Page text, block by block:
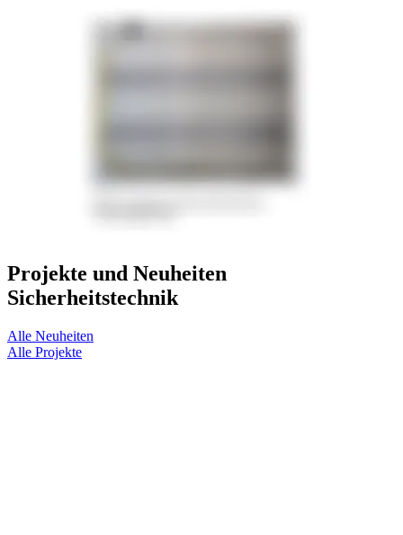
Projekte und Neuheiten
Sicherheitstechnik
Alle Neuheiten
Alle Projekte